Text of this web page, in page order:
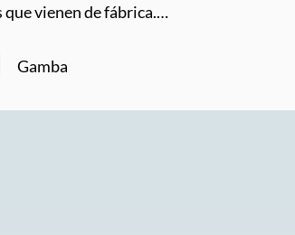
vienen de fábrica.…
Gamba